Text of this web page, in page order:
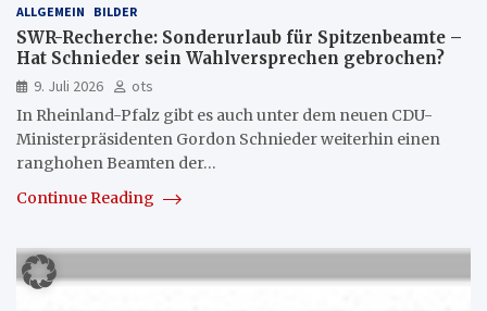
ALLGEMEIN BILDER
SWR-Recherche: Sonderurlaub für Spitzenbeamte –
Hat Schnieder sein Wahlversprechen gebrochen?
9. Juli 2026
ots
In Rheinland-Pfalz gibt es auch unter dem neuen CDU-
Ministerpräsidenten Gordon Schnieder weiterhin einen
ranghohen Beamten der…
Continue Reading